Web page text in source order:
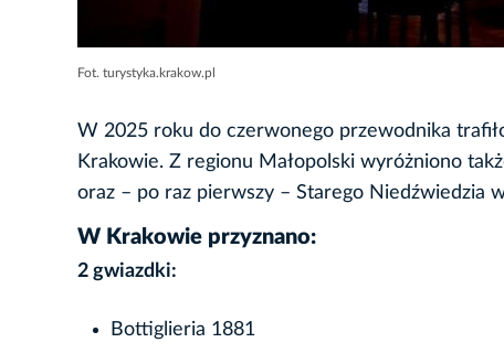
Fot. turystyka.krakow.pl
W 2025 roku do czerwonego przewodnika
Krakowie. Z regionu Małopolski wyróżniono
oraz – po raz pierwszy – Starego Niedźwiedzia
W Krakowie przyznano:
2 gwiazdki:
Bottiglieria 1881